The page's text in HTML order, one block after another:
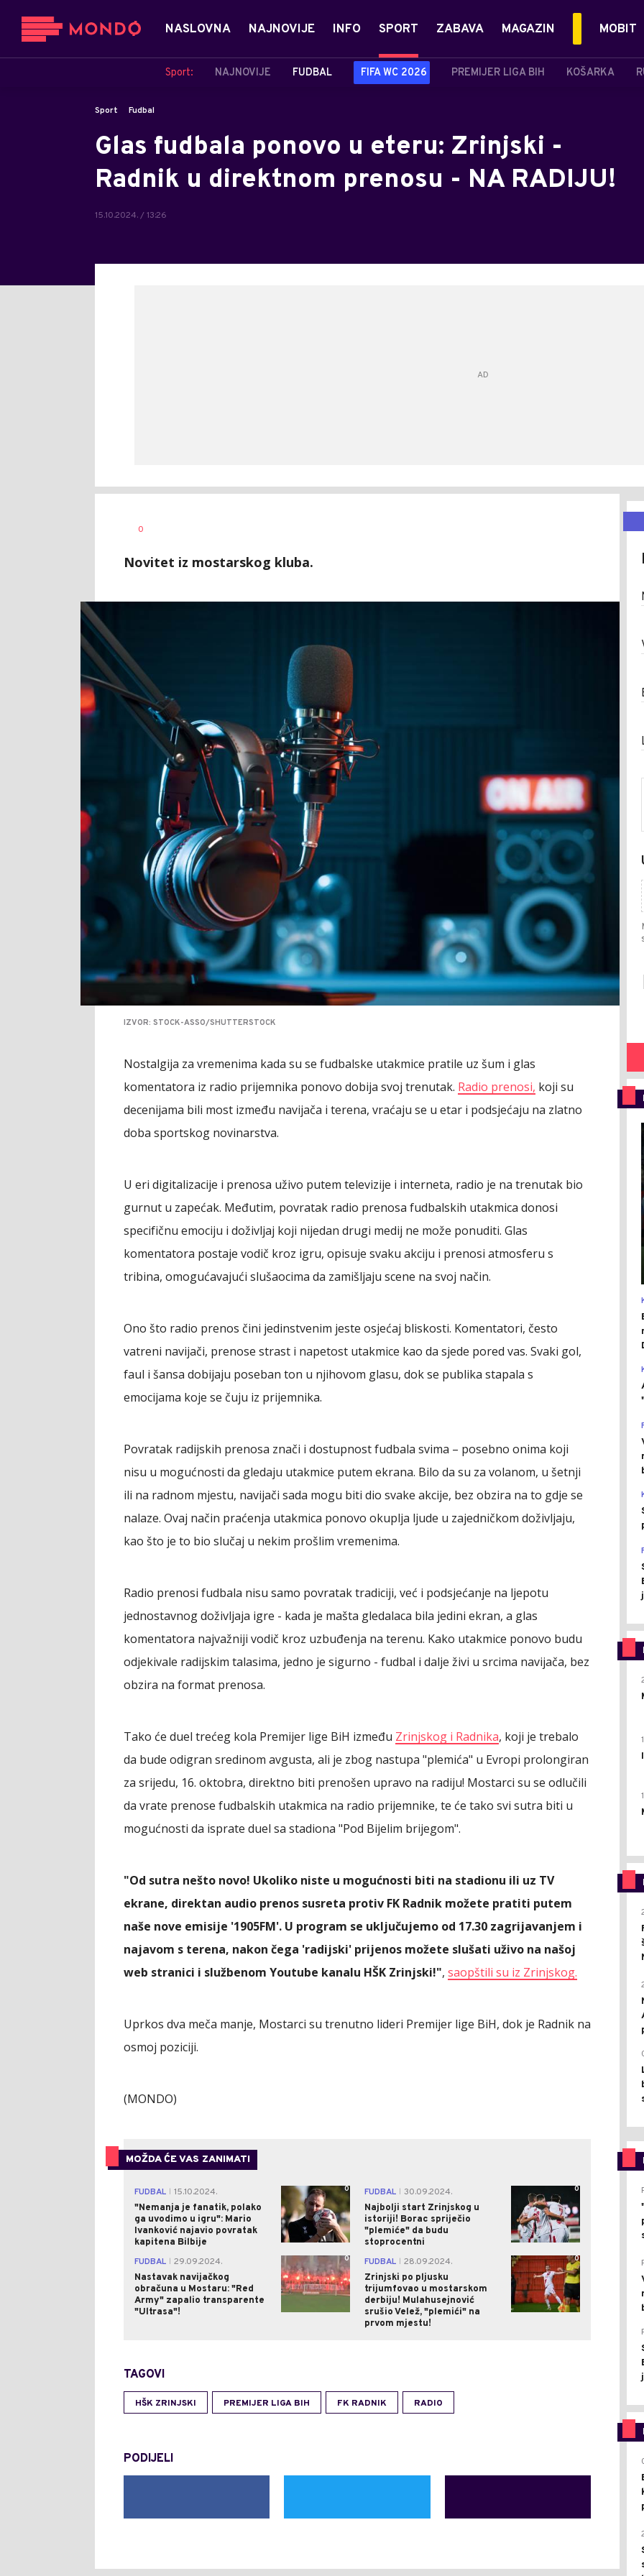
NASLOVNA NAJNOVIJE INFO SPORT
Sport: NAJNOVIJE FUDBAL FIFA WC 2026 PREMIJER LIGA BIH KOŠARKA
ZABAVA MAGAZIN MOBIT
Sport Fudbal
Glas fudbala ponovo u eteru: Zrinjski -
Radnik u direktnom prenosu - NA RADIJU!
15.10.2024. / 13:26
AUTOR
0
Novitet iz mostarskog kluba.
IZVOR: STOCK-ASSO/SHUTTERSTOCK
Nostalgija za vremenima kada su se fudbalske utakmice pratile uz šum i glas
komentatora iz radio prijemnika ponovo dobija svoj trenutak. Radio prenosi, koji su
decenijama bili most između navijača i terena, vraćaju se u etar i podsjećaju na zlatno
doba sportskog novinarstva.
U eri digitalizacije i prenosa uživo putem televizije i interneta, radio je na trenutak bio
gurnut u zapećak. Međutim, povratak radio prenosa fudbalskih utakmica donosi
specifičnu emociju i doživljaj koji nijedan drugi medij ne može ponuditi. Glas
komentatora postaje vodič kroz igru, opisuje svaku akciju i prenosi atmosferu s
tribina, omogućavajući slušaocima da zamišljaju scene na svoj način.
Ono što radio prenos čini jedinstvenim jeste osjećaj bliskosti. Komentatori, često
vatreni navijači, prenose strast i napetost utakmice kao da sjede pored vas. Svaki gol,
faul i šansa dobijaju poseban ton u njihovom glasu, dok se publika stapala s
emocijama koje se čuju iz prijemnika.
Povratak radijskih prenosa znači i dostupnost fudbala svima – posebno onima koji
nisu u mogućnosti da gledaju utakmice putem ekrana. Bilo da su za volanom, u šetnji
ili na radnom mjestu, navijači sada mogu biti dio svake akcije, bez obzira na to gdje se
nalaze. Ovaj način praćenja utakmica ponovo okuplja ljude u zajedničkom doživljaju,
kao što je to bio slučaj u nekim prošlim vremenima.
Radio prenosi fudbala nisu samo povratak tradiciji, već i podsjećanje na ljepotu
jednostavnog doživljaja igre - kada je mašta gledalaca bila jedini ekran, a glas
komentatora najvažniji vodič kroz uzbuđenja na terenu. Kako utakmice ponovo budu
odjekivale radijskim talasima, jedno je sigurno - fudbal i dalje živi u srcima navijača, bez
obzira na format prenosa.
Tako će duel trećeg kola Premijer lige BiH između Zrinjskog i Radnika, koji je trebalo
da bude odigran sredinom avgusta, ali je zbog nastupa "plemića" u Evropi prolongiran
za srijedu, 16. oktobra, direktno biti prenošen upravo na radiju! Mostarci su se odlučili
da vrate prenose fudbalskih utakmica na radio prijemnike, te će tako svi sutra biti u
mogućnosti da isprate duel sa stadiona "Pod Bijelim brijegom".
"Od sutra nešto novo! Ukoliko niste u mogućnosti biti na stadionu ili uz TV
ekrane, direktan audio prenos susreta protiv FK Radnik možete pratiti putem
naše nove emisije '1905FM'. U program se uključujemo od 17.30 zagrijavanjem i
najavom s terena, nakon čega 'radijski' prijenos možete slušati uživo na našoj
web stranici i službenom Youtube kanalu HŠK Zrinjski!", saopštili su iz Zrinjskog.
Uprkos dva meča manje, Mostarci su trenutno lideri Premijer lige BiH, dok je Radnik na
osmoj poziciji.
(MONDO)
MOŽDA ĆE VAS ZANIMATI
FUDBAL
15.10.2024.
"Nemanja je fanatik, polako
ga uvodimo u igru": Mario
Ivanković najavio povratak
kapitena Bilbije
0 FUDBAL
30.09.2024.
Najbolji start Zrinjskog u
istoriji! Borac spriječio
"plemiće" da budu
stoprocentni
0
FUDBAL
29.09.2024.
Nastavak navijačkog
obračuna u Mostaru: "Red
Army" zapalio transparente
"Ultrasa"!
0 FUDBAL
28.09.2024.
Zrinjski po pljusku
trijumfovao u mostarskom
derbiju! Mulahusejnović
srušio Velež, "plemići" na
prvom mjestu!
0
TAGOVI
HŠK ZRINJSKI PREMIJER LIGA BIH FK RADNIK RADIO
PODIJELI